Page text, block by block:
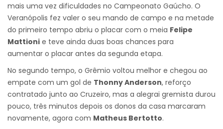
mais uma vez dificuldades no Campeonato Gaúcho. O
Veranópolis fez valer o seu mando de campo e na metade
do primeiro tempo abriu o placar com o meia Felipe
Mattioni e teve ainda duas boas chances para
aumentar o placar antes da segunda etapa.
No segundo tempo, o Grêmio voltou melhor e chegou ao
empate com um gol de Thonny Anderson, reforço
contratado junto ao Cruzeiro, mas a alegrai gremista durou
pouco, três minutos depois os donos da casa marcaram
novamente, agora com Matheus Bertotto.